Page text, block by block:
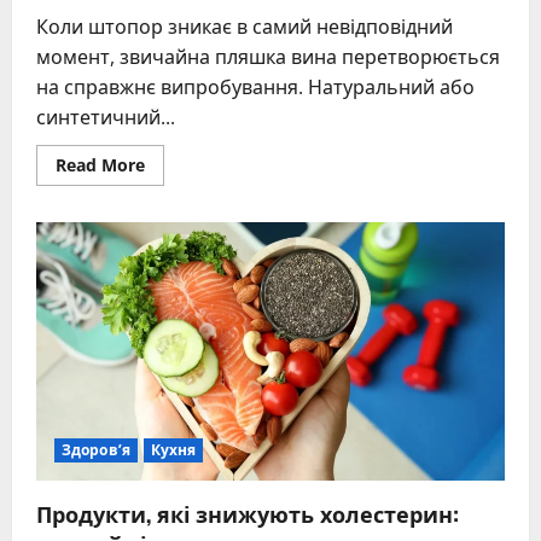
Коли штопор зникає в самий невідповідний
момент, звичайна пляшка вина перетворюється
на справжнє випробування. Натуральний або
синтетичний...
Read MoreRead
more
відкрити
вино
без
штопора:
перевірені
методи
для
будь-
якої
ситуації
Здоров’я Кухня
Продукти, які знижують холестерин: